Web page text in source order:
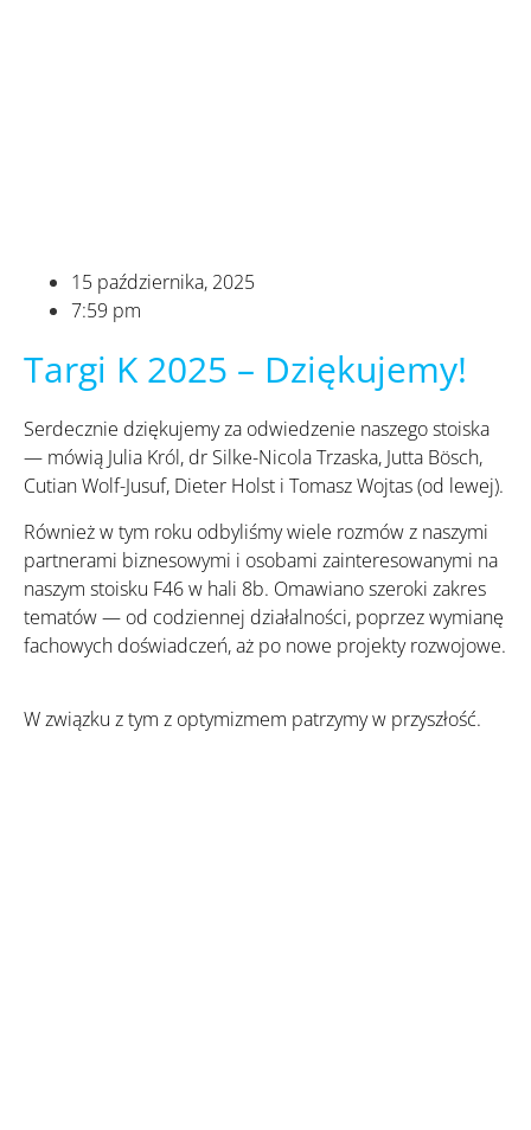
15 października, 2025
7:59 pm
Targi K 2025 – Dziękujemy!
Serdecznie dziękujemy za odwiedzenie naszego stoiska
— mówią Julia Król, dr Silke-Nicola Trzaska, Jutta Bösch,
Cutian Wolf-Jusuf, Dieter Holst i Tomasz Wojtas (od lewej).
Również w tym roku odbyliśmy wiele rozmów z naszymi
partnerami biznesowymi i osobami zainteresowanymi na
naszym stoisku F46 w hali 8b. Omawiano szeroki zakres
tematów — od codziennej działalności, poprzez wymianę
fachowych doświadczeń, aż po nowe projekty rozwojowe.
W związku z tym z optymizmem patrzymy w przyszłość.